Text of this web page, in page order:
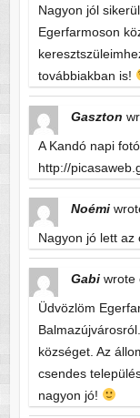
Nagyon jól
Egerfarmoson
továbbiakban is!
Gaszton
A Kandó napi
http://
Noémi
Nagyon jó lett az
Gabi wrote
Üdvözlöm
községet. Az
csendes
nagyon jó!